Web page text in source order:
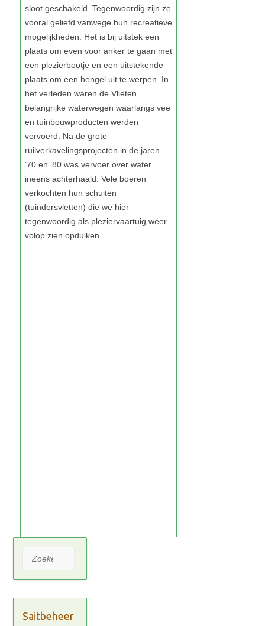
Zoeken
Saitbeheer